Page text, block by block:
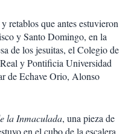
retablos que antes estuvieron
y Santo Domingo, en la
de los jesuitas, el Colegio de
y Pontificia Universidad
de Echave Orio, Alonso
la Inmaculada, una pieza de